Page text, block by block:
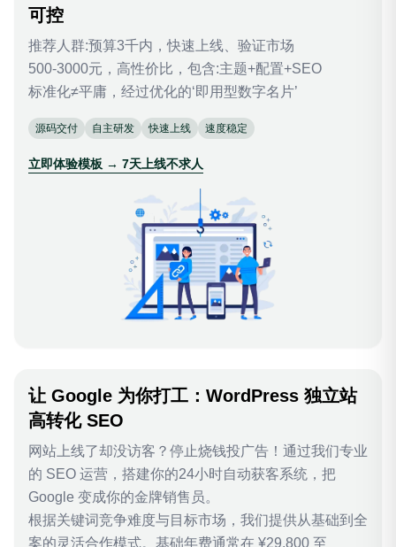
可控
推荐人群:预算3千内，快速上线、验证市场
500-3000元，高性价比，包含:主题+配置+SEO
标准化≠平庸，经过优化的‘即用型数字名片’
源码交付 自主研发 快速上线 速度稳定
立即体验模板 → 7天上线不求人
让 Google 为你打工：WordPress 独立站
高转化 SEO
网站上线了却没访客？停止烧钱投广告！通过我们专业
的 SEO 运营，搭建你的24小时自动获客系统，把
Google 变成你的金牌销售员。
根据关键词竞争难度与目标市场，我们提供从基础到全
案的灵活合作模式。基础年费通常在 ¥29,800 至